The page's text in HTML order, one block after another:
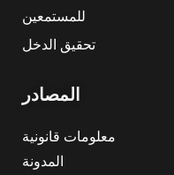
للمستمعين
تحقيق الدخل
المصادر
معلومات قانونية
المدونة